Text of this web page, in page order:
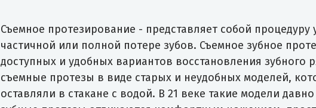
Съемное протезирование - представляет собой
частичной или полной потере зубов. Съемное зубное
доступных и удобных вариантов восстановления зубного
съемные протезы в виде старых и неудобных моделей,
оставляли в стакане с водой. В 21 веке такие модели